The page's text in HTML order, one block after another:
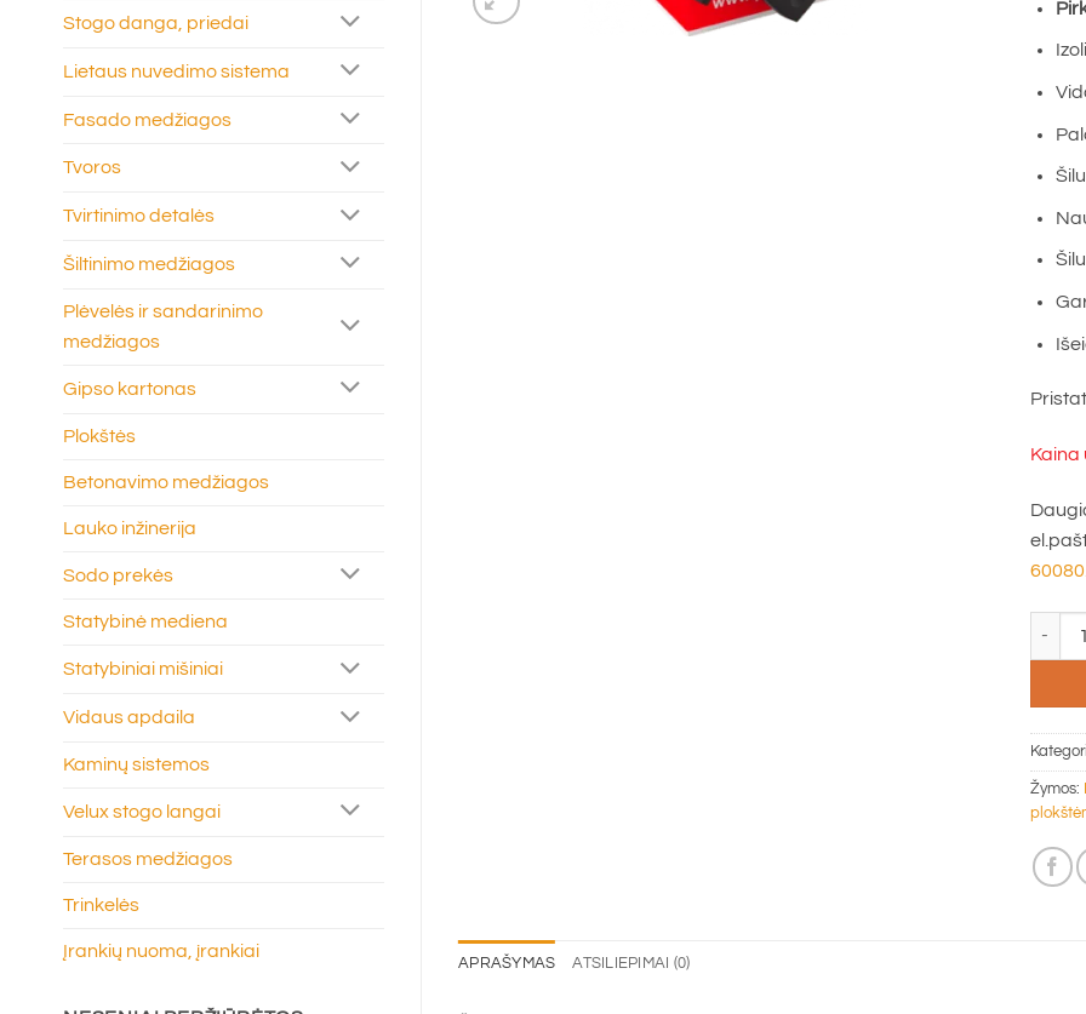
Stogo danga, priedai
Lietaus nuvedimo sistema
Fasado medžiagos
Tvoros
Tvirtinimo detalės
Šiltinimo medžiagos
Plėvelės ir sandarinimo
medžiagos
Gipso kartonas
Plokštės
Betonavimo medžiagos
Lauko inžinerija
Sodo prekės
Statybinė mediena
Statybiniai mišiniai
Vidaus apdaila
Kaminų sistemos
Velux stogo langai
Terasos medžiagos
Trinkelės
Įrankių nuoma, įrankiai
Kaina
Žymos:
APRAŠYMAS ATSILIEPIMAI (0)